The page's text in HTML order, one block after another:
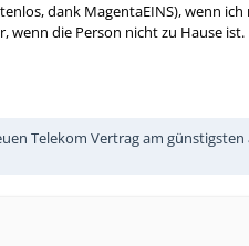
dank MagentaEINS), wenn ich
wenn die Person nicht zu Hause ist.
Telekom Vertrag am günstigsten